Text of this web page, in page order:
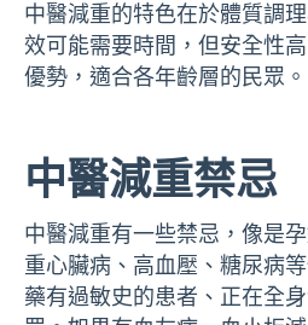
中醫減重的特色在於體質調
效可能需要時間，但安全性
優勢，適合各年齡層的民眾。
中醫減重禁忌
中醫減重有一些禁忌，像是
重心臟病、高血壓、糖尿病
藥有過敏史的患者、正在全